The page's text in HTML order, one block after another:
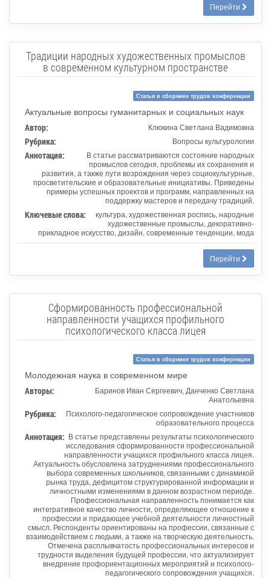
Перейти
Традиции народных художественных промыслов
в современном культурном пространстве
Статья в сборнике трудов конференции
Актуальные вопросы гуманитарных и социальных наук
Автор: Клюкина Светлана Вадимовна
Рубрика: Вопросы культурологии
Аннотация:
В статье рассматриваются состояние народных
промыслов сегодня, проблемы их сохранения и
развития, а также пути возрождения через социокультурные,
просветительские и образовательные инициативы. Приведены
примеры успешных проектов и программ, направленных на
поддержку мастеров и передачу традиций.
Ключевые слова:
культура, художественная роспись, народные
художественные промыслы, декоративно-
прикладное искусство, дизайн, современные тенденции, мода
Перейти
Сформированность профессиональной
направленности учащихся профильного
психологического класса лицея
Статья в сборнике трудов конференции
Молодежная наука в современном мире
Авторы:
Баринов Иван Сергеевич, Данченко Светлана
Анатольевна
Рубрика:
Психолого-педагогическое сопровождение участников
образовательного процесса
Аннотация: В статье представлены результаты психологического
исследования сформированности профессиональной
направленности учащихся профильного класса лицея.
Актуальность обусловлена затруднениями профессионального
выбора современных школьников, связанными с динамикой
рынка труда, дефицитом структурированной информации и
личностными изменениями в данном возрастном периоде.
Профессиональная направленность понимается как
интегративное качество личности, определяющее отношение к
профессии и придающее учебной деятельности личностный
смысл. Респонденты ориентированы на профессии, связанные с
взаимодействием с людьми, а также на творческую деятельность.
Отмечена расплывчатость профессиональных интересов и
трудности выделения будущей профессии, что актуализирует
внедрение профориентационных мероприятий и психолого-
педагогического сопровождения учащихся.